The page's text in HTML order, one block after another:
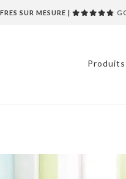
SUR MESURE |
Produits